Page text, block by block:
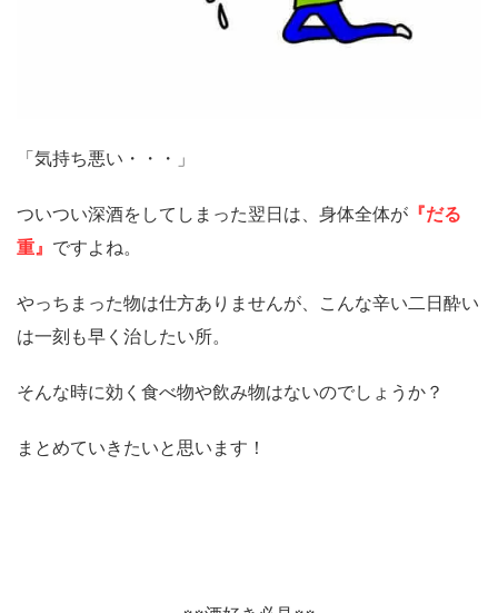
「気持ち悪い・・・」
ついつい深酒をしてしまった翌日は、身体全体が 『だる
重』 ですよね。
やっちまった物は仕方ありませんが、こんな辛い二日酔い
は一刻も早く治したい所。
そんな時に効く食べ物や飲み物はないのでしょうか？
まとめていきたいと思います！